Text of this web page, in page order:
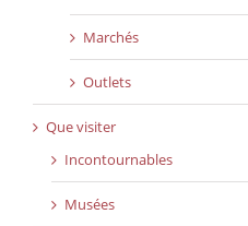
Marchés
Outlets
Que visiter
Incontournables
Musées